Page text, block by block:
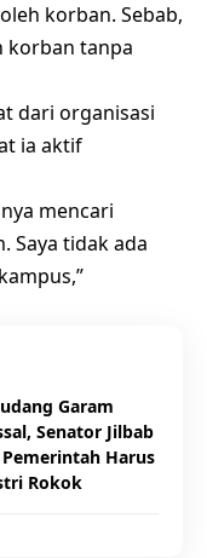
korban. Sebab,
korban tanpa
dari organisasi
ia aktif
mencari
Saya tidak ada
Garam
Senator Jilbab
Harus
Rokok